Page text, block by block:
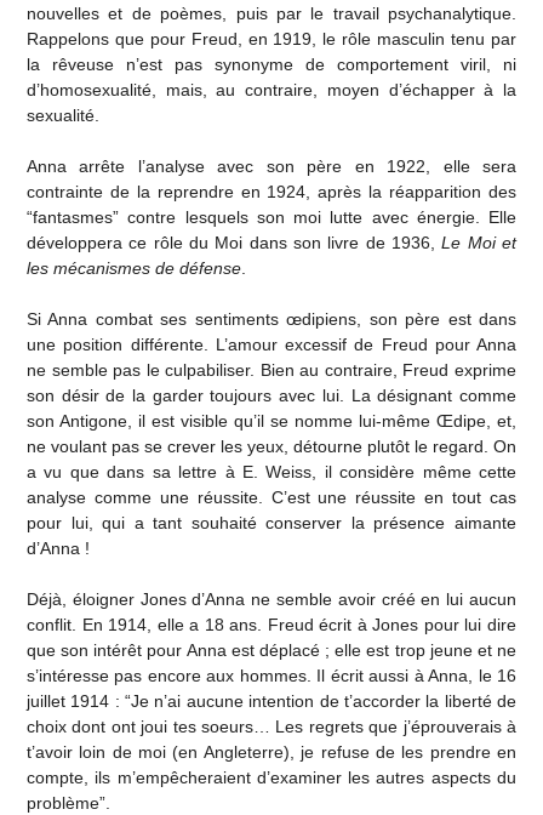
nouvelles et de poèmes, puis par le travail psychanalytique.
Rappelons que pour Freud, en 1919, le rôle masculin tenu par
la rêveuse n’est pas synonyme de comportement viril, ni
d’homosexualité, mais, au contraire, moyen d’échapper à la
sexualité.
Anna arrête l’analyse avec son père en 1922, elle sera
contrainte de la reprendre en 1924, après la réapparition des
“fantasmes” contre lesquels son moi lutte avec énergie. Elle
développera ce rôle du Moi dans son livre de 1936, Le Moi et
les mécanismes de défense.
Si Anna combat ses sentiments œdipiens, son père est dans
une position différente. L’amour excessif de Freud pour Anna
ne semble pas le culpabiliser. Bien au contraire, Freud exprime
son désir de la garder toujours avec lui. La désignant comme
son Antigone, il est visible qu’il se nomme lui-même Œdipe, et,
ne voulant pas se crever les yeux, détourne plutôt le regard. On
a vu que dans sa lettre à E. Weiss, il considère même cette
analyse comme une réussite. C’est une réussite en tout cas
pour lui, qui a tant souhaité conserver la présence aimante
d’Anna !
Déjà, éloigner Jones d’Anna ne semble avoir créé en lui aucun
conflit. En 1914, elle a 18 ans. Freud écrit à Jones pour lui dire
que son intérêt pour Anna est déplacé ; elle est trop jeune et ne
s’intéresse pas encore aux hommes. Il écrit aussi à Anna, le 16
juillet 1914 : “Je n’ai aucune intention de t’accorder la liberté de
choix dont ont joui tes soeurs… Les regrets que j’éprouverais à
t’avoir loin de moi (en Angleterre), je refuse de les prendre en
compte, ils m’empêcheraient d’examiner les autres aspects du
problème”.